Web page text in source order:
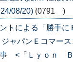
08/20) (0791 )
トによる「勝手に
ャパンＥコマース
<「Ｌｙｏｎ